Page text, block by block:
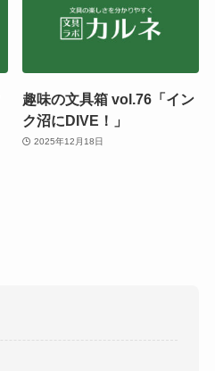
趣味の文具箱 vol.76「イン
ク沼にDIVE！」
2025年12月18日